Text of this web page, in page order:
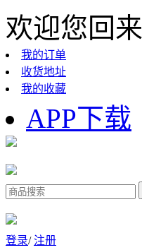
欢迎您回来
我的订单
收货地址
我的收藏
APP下载
登录/注册